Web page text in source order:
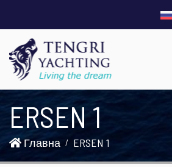
ERSEN 1
Главна ERSEN 1